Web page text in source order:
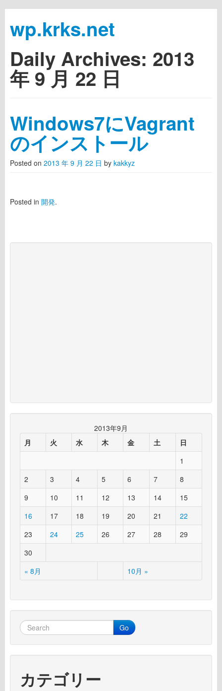
wp.krks.net
Main menu
Skip to primary content
Skip to secondary content
Daily Archives: 2013
年 9 月 22 日
Windows7にVagrant
のインストール
Posted on 2013 年 9 月 22 日 by kakkyz
Posted in 開発.
2013年9月
月
火 水 木 金 土 日
« 8月 10月 »
1
2
3 4 5 6 7
8
9
10 11 12 13 14
15
16
17 18 19 20 21
22
23
24 25 26 27 28
29
30
Go
カテゴリー